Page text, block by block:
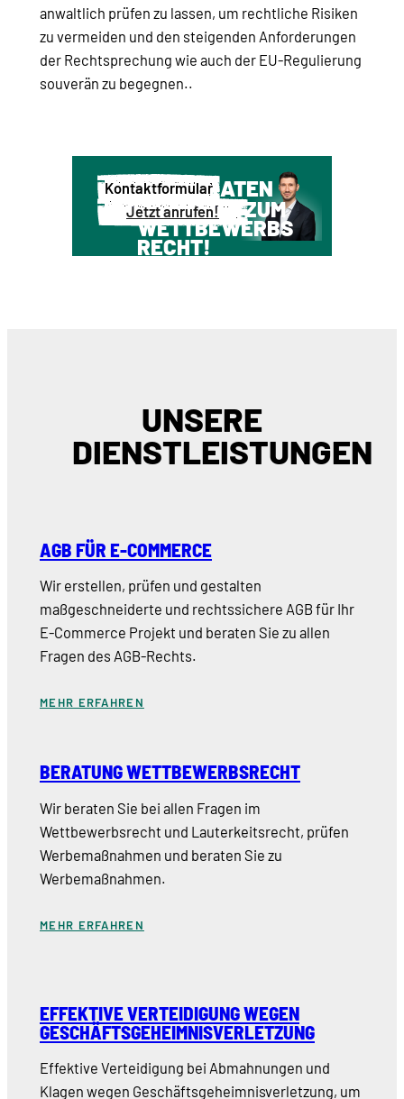
anwaltlich prüfen zu lassen, um rechtliche Risiken
zu vermeiden und den steigenden Anforderungen
der Rechtsprechung wie auch der EU-Regulierung
souverän zu begegnen..
WIR BERATEN
SIE GERNE ZUM
WETTBEWERBS
RECHT!
Kontaktformular
Jetzt anrufen!
UNSERE
DIENSTLEISTUNGEN
AGB FÜR E-COMMERCE
Wir erstellen, prüfen und gestalten
maßgeschneiderte und rechtssichere AGB für Ihr
E-Commerce Projekt und beraten Sie zu allen
Fragen des AGB-Rechts.
MEHR ERFAHREN
BERATUNG WETTBEWERBSRECHT
Wir beraten Sie bei allen Fragen im
Wettbewerbsrecht und Lauterkeitsrecht, prüfen
Werbemaßnahmen und beraten Sie zu
Werbemaßnahmen.
MEHR ERFAHREN
EFFEKTIVE VERTEIDIGUNG WEGEN
GESCHÄFTSGEHEIMNISVERLETZUNG
Effektive Verteidigung bei Abmahnungen und
Klagen wegen Geschäftsgeheimnisverletzung, um